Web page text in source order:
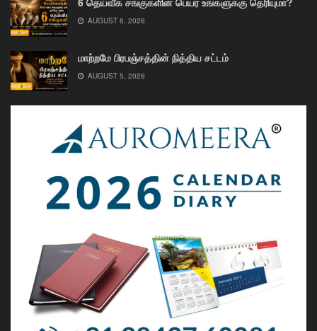
AUGUST 6, 2026
மாற்றமே பிரபஞ்சத்தின் நித்திய சட்டம்
AUGUST 5, 2026